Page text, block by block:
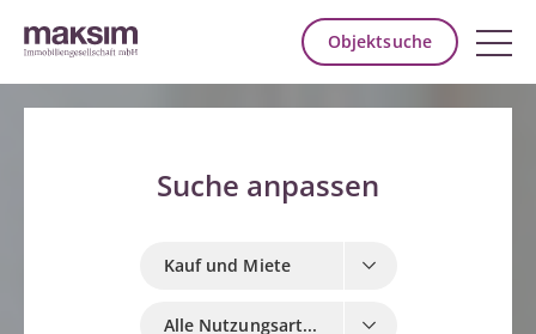
Objektsuche
Kauf und Miete
Alle Nutzungsarten